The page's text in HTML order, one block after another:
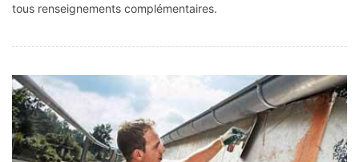
tous renseignements complémentaires.